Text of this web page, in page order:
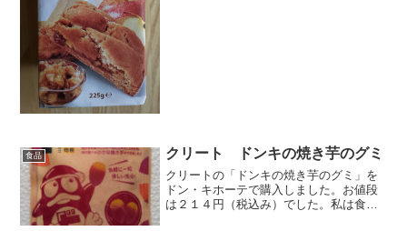
食品 クリート ドンキの焼き芋のグミ
クリートの「ドンキの焼き芋のグミ」を
ドン・キホーテで購入しました。お値段
は２１４円（税込み）でした。私は食べ